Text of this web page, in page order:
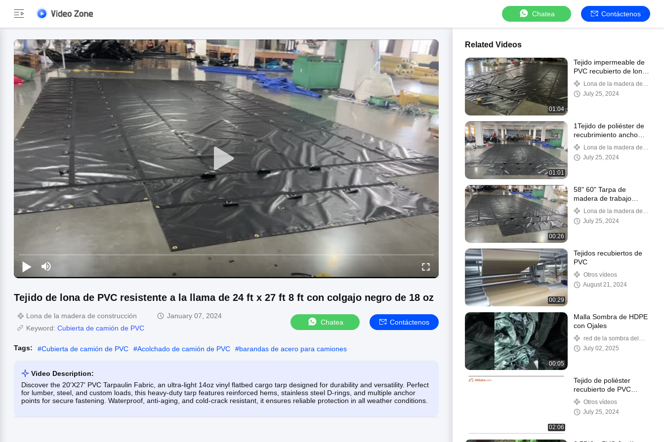
Chatea Contáctenos
Tejido de lona de PVC resistente a la llama de 24 ft x 27 ft 8 ft con colgajo negro de 18 oz
Lona de la madera de construcción
January 07, 2024
Keyword: Cubierta de camión de PVC
Chatea Contáctenos
Tags: #Cubierta de camión de PVC #Acolchado de camión de PVC #barandas de acero para camiones
Video Description:
Discover the 20'X27' PVC Tarpaulin Fabric, an ultra-light 14oz vinyl flatbed cargo tarp designed for durability and versatility. Perfect
for lumber, steel, and custom loads, this heavy-duty tarp features reinforced hems, stainless steel D-rings, and multiple anchor
points for secure fastening. Waterproof, anti-aging, and cold-crack resistant, it ensures reliable protection in all weather conditions.
Related Videos
01:04
Tejido impermeable de
PVC recubierto de lona
negra de acero para
camión de cama plana
Lona de la madera de
construcción
July 25, 2024
01:01
1Tejido de poliéster de
recubrimiento ancho
de.37m-2.2m para
aplicaciones industriales
Lona de la madera de
construcción
July 25, 2024
00:26
58" 60" Tarpa de
madera de trabajo
pesado 18oz Negro
PVC Tarpaulin Capa del
camión
Lona de la madera de
construcción
July 25, 2024
00:29
Tejidos recubiertos de
PVC
Otros vídeos
August 21, 2024
00:05
Malla Sombra de HDPE
con Ojales
red de la sombra del
HDPEJuly 02, 2025
02:06
Tejido de poliéster
recubierto de PVC
impermeable Mantente
a la vanguardia de las
tendencias con esta
Otros vídeos
July 25, 2024